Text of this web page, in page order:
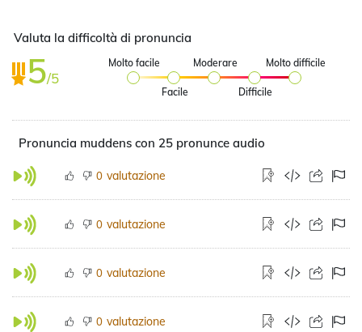
Valuta la difficoltà di pronuncia
5/5
Molto facile
Facile
Moderare
Difficile
Molto difficile
Pronuncia muddens con 25 pronunce audio
0 valutazione
0 valutazione
0 valutazione
0 valutazione